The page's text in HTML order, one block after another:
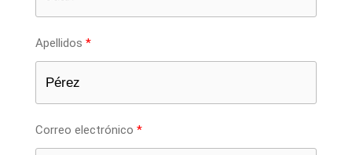
Apellidos
Correo electrónico